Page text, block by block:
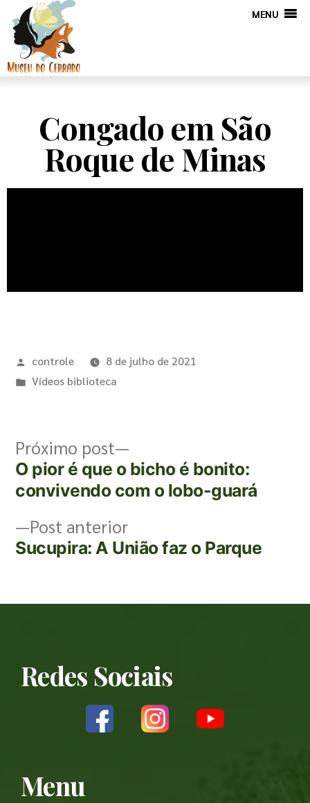
MENU
Congado em São
Roque de Minas
controle
8 de julho de 2021
Vídeos biblioteca
Post anterior
Sucupira: A União faz o Parque
Próximo post
O pior é que o bicho é bonito:
convivendo com o lobo-guará
Redes Sociais
Menu